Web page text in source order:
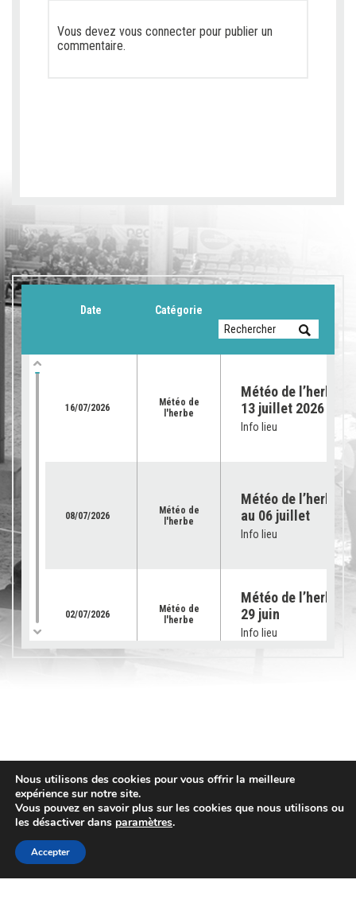
Vous devez vous connecter pour publier un
commentaire.
Date Catégorie
16/07/2026
Météo de
l'herbe
Météo de l’herbe
13 juillet 2026
Info lieu
08/07/2026
Météo de
l'herbe
Météo de l’herbe –
au 06 juillet
Info lieu
02/07/2026
Météo de
l'herbe
Météo de l’herbe –
29 juin
Info lieu
18/06/2026
Météo de l’herbe –
Info lieu
Météo de
08 juin
Nous utilisons des cookies pour vous offrir la meilleure
expérience sur notre site.
Vous pouvez en savoir plus sur les cookies que nous utilisons ou
les désactiver dans paramètres.
Accepter